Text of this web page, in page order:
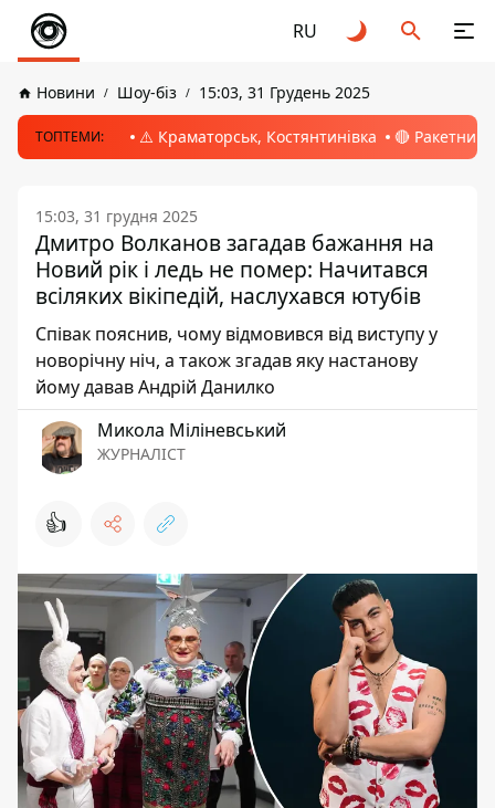
RU
Новини Шоу-біз 15:03, 31 Грудень 2025
ТОПТЕМИ: ⚠️ Краматорськ, Костянтинівка 🔴 Ракетний
15:03, 31 грудня 2025
Дмитро Волканов загадав бажання на
Новий рік і ледь не помер: Начитався
всіляких вікіпедій, наслухався ютубів
Співак пояснив, чому відмовився від виступу у
новорічну ніч, а також згадав яку настанову
йому давав Андрій Данилко
Микола Міліневський
ЖУРНАЛІСТ
👍